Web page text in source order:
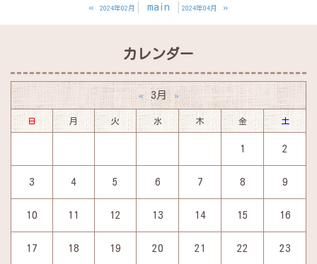
« 2024年02月 main 2024年04月 »
カレンダー
« 3月 »
日 月 火 水 木 金 土
1 2
3 4 5 6 7 8 9
10 11 12 13 14 15 16
17 18 19 20 21 22 23